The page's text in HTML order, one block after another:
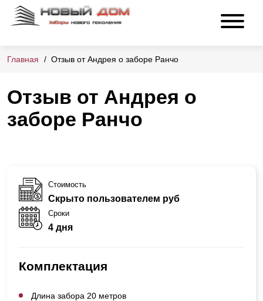
Главная Отзыв от Андрея о заборе Ранчо
Отзыв от Андрея о
заборе Ранчо
Стоимость
Скрыто пользователем руб
Сроки
4 дня
Комплектация
Длина забора 20 метров